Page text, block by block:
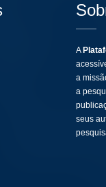
A
a
a
seus